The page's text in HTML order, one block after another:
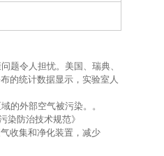
题令人担忧。美国、瑞典、
的统计数据显示，实验室人
的外部空气被污染。。
染防治技术规范》
收集和净化装置，减少